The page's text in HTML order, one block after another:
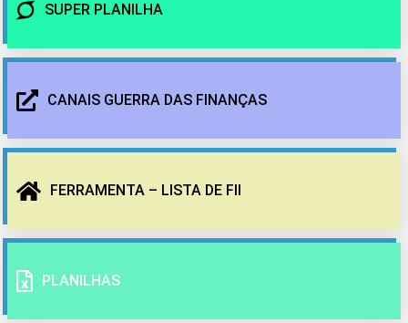
SUPER PLANILHA
CANAIS GUERRA DAS FINANÇAS
FERRAMENTA – LISTA DE FII
PLANILHAS